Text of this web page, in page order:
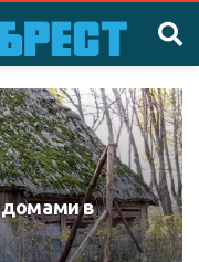
домами в